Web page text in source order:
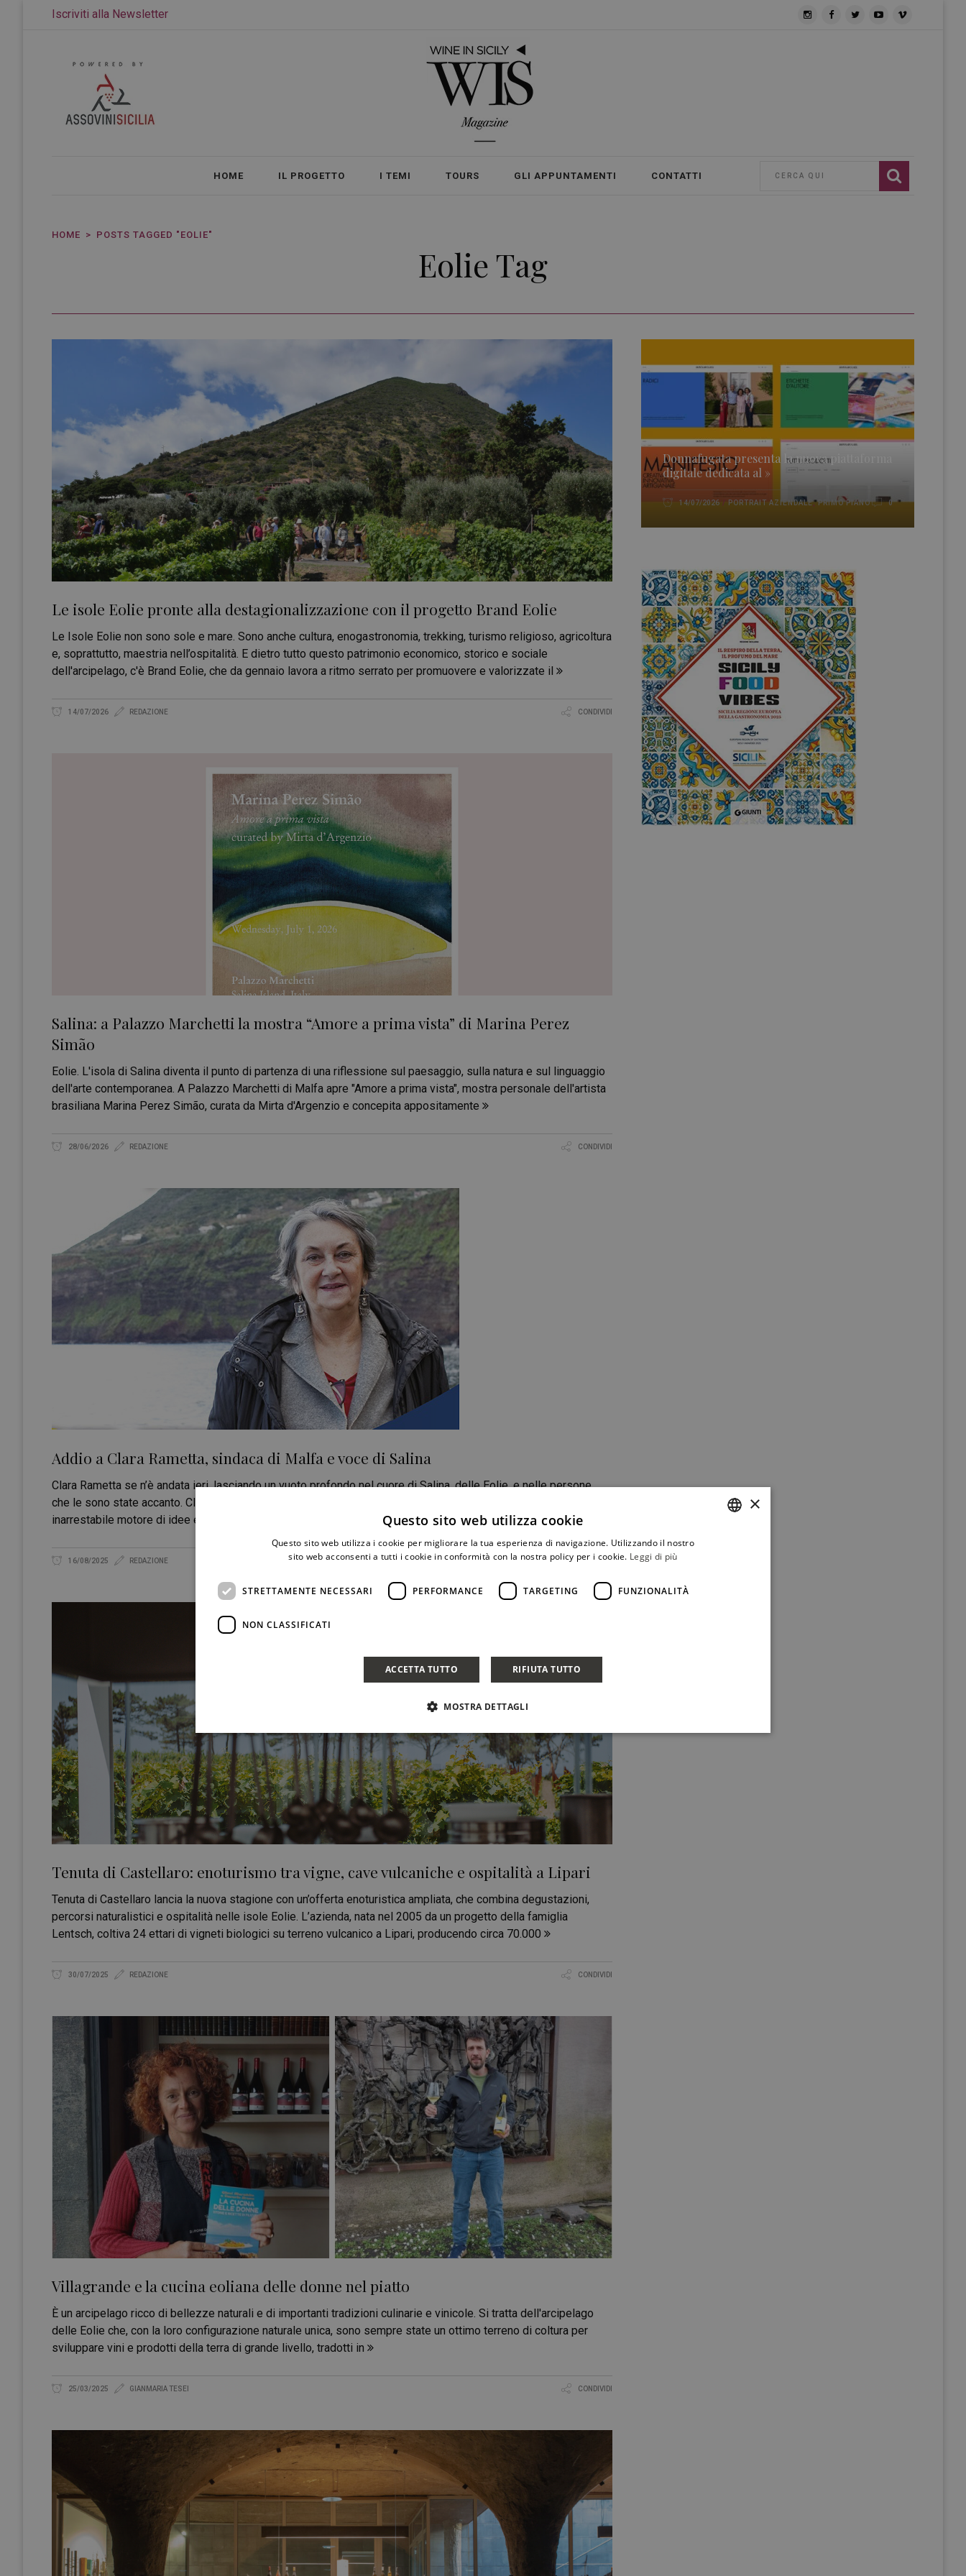
Iscriviti alla Newsletter
HOME IL PROGETTO I TEMI TOURS GLI APPUNTAMENTI CONTATTI
HOME POSTS TAGGED "EOLIE"
Eolie Tag
Le isole Eolie pronte alla destagionalizzazione con il progetto Brand Eolie
Le Isole Eolie non sono sole e mare. Sono anche cultura, enogastronomia, trekking, turismo religioso, agricoltura
e, soprattutto, maestria nell’ospitalità. E dietro tutto questo patrimonio economico, storico e sociale
dell'arcipelago, c'è Brand Eolie, che da gennaio lavora a ritmo serrato per promuovere e valorizzate il
14/07/2026 REDAZIONE CONDIVIDI
Salina: a Palazzo Marchetti la mostra “Amore a prima vista” di Marina Perez
Simão
Eolie. L'isola di Salina diventa il punto di partenza di una riflessione sul paesaggio, sulla natura e sul linguaggio
dell'arte contemporanea. A Palazzo Marchetti di Malfa apre "Amore a prima vista", mostra personale dell'artista
brasiliana Marina Perez Simão, curata da Mirta d'Argenzio e concepita appositamente
28/06/2026 REDAZIONE CONDIVIDI
Addio a Clara Rametta, sindaca di Malfa e voce di Salina
Clara Rametta se n’è andata ieri, lasciando un vuoto profondo nel cuore di Salina, delle Eolie, e nelle persone
che le sono state accanto. Clara era molto più di una sindaca: imprenditrice, psicologa, mecenate, era un
inarrestabile motore di idee e cultura, punto di riferimento
16/08/2025 REDAZIONE CONDIVIDI
Tenuta di Castellaro: enoturismo tra vigne, cave vulcaniche e ospitalità a Lipari
Tenuta di Castellaro lancia la nuova stagione con un’offerta enoturistica ampliata, che combina degustazioni,
percorsi naturalistici e ospitalità nelle isole Eolie. L’azienda, nata nel 2005 da un progetto della famiglia
Lentsch, coltiva 24 ettari di vigneti biologici su terreno vulcanico a Lipari, producendo circa 70.000
30/07/2025 REDAZIONE CONDIVIDI
Villagrande e la cucina eoliana delle donne nel piatto
È un arcipelago ricco di bellezze naturali e di importanti tradizioni culinarie e vinicole. Si tratta dell'arcipelago
delle Eolie che, con la loro configurazione naturale unica, sono sempre state un ottimo terreno di coltura per
sviluppare vini e prodotti della terra di grande livello, tradotti in
25/03/2025 GIANMARIA TESEI CONDIVIDI
Donnafugata presenta la nuova piattaforma
digitale dedicata al »
14/07/2026 PORTRAIT AZIENDALE,PRIMO PIANO 0
×
Questo sito web utilizza cookie
Questo sito web utilizza i cookie per migliorare la tua esperienza di navigazione. Utilizzando il nostro
sito web acconsenti a tutti i cookie in conformità con la nostra policy per i cookie. Leggi di più
STRETTAMENTE NECESSARI PERFORMANCE TARGETING FUNZIONALITÀ
NON CLASSIFICATI
ACCETTA TUTTO RIFIUTA TUTTO
MOSTRA DETTAGLI